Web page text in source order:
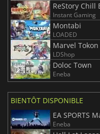
ReStory Chill
Instant Gaming
Montabi
LOADED
Marvel
LDShop
Doloc Town
Eneba
BIENTÔT DISPONIBLE
EA SPORTS
Eneba